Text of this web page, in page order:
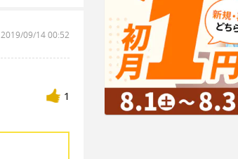
2019/09/14 00:52
1